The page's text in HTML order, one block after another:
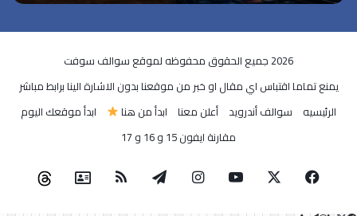
2026 جميع الحقوق محفوظه لموقع سوالف سوفت
يمنع تماما اقتباس اي مقال او خبر من موقعنا بدون الاشارة الينا برابط مباشر
الرئيسيه
سوالف أندرويد أعلن معنا ابدأ من هنا
ابدأ موقعك اليوم
مقارنة ايفون 15 و 16 و 17
فيسبوك ‫YouTube انستقرام تيلقرام ملخص جوجل